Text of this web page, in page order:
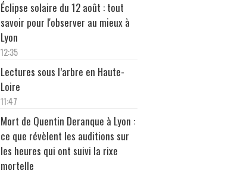
Éclipse solaire du 12 août : tout
savoir pour l'observer au mieux à
Lyon
12:35
Lectures sous l’arbre en Haute-
Loire
11:47
Mort de Quentin Deranque à Lyon :
ce que révèlent les auditions sur
les heures qui ont suivi la rixe
mortelle